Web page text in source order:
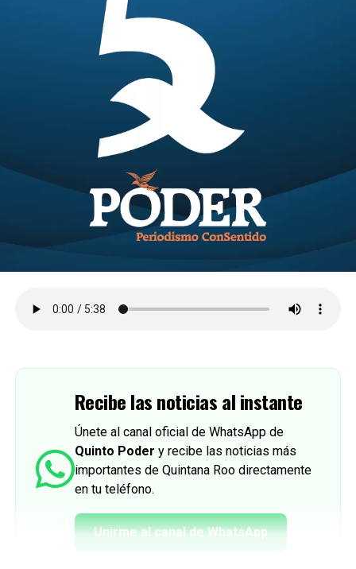
Recibe las noticias al instante
Únete al canal oficial de WhatsApp de
Quinto Poder y recibe las noticias más
importantes de Quintana Roo directamente
en tu teléfono.
Unirme al canal de WhatsApp